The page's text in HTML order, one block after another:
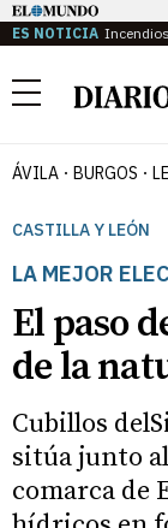
ES NOTICIA Incendios
Menú
ÁVILA BURGOS
CASTILLA Y LEÓN
LA MEJOR
El paso
de la
Cubillos
sitúa junto
comarca de